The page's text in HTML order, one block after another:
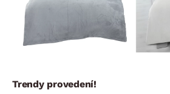
Trendy provedení!